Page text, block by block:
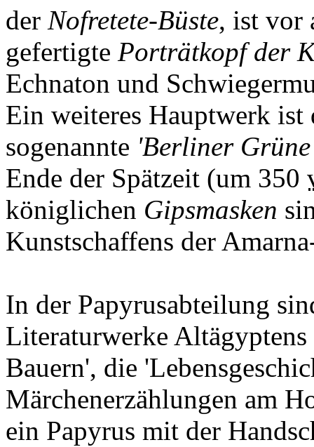
der Nofretete-Büste, ist vor
gefertigte Porträtkopf der
Echnaton und
Ein weiteres Hauptwerk ist
sogenannte 'Berliner
Ende der Spätzeit (um 350
königlichen Gipsmasken
Kunstschaffens der
In der Papyrusabteilung
Literaturwerke
Bauern', die
Märchenerzählungen am
ein Papyrus mit der